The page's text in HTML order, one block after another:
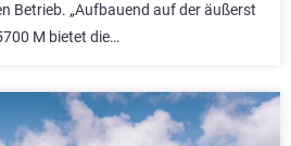
Betrieb. „Aufbauend auf der äußerst
M bietet die…